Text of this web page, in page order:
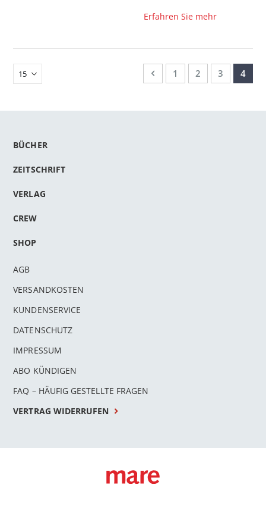
Erfahren Sie mehr
SeiteSeite
ZurückSeite
1 Seite
2 Seite
3 Sie
4
BÜCHER
ZEITSCHRIFT
VERLAG
CREW
SHOP
AGB
VERSANDKOSTEN
KUNDENSERVICE
DATENSCHUTZ
IMPRESSUM
ABO KÜNDIGEN
FAQ – HÄUFIG GESTELLTE FRAGEN
VERTRAG WIDERRUFEN